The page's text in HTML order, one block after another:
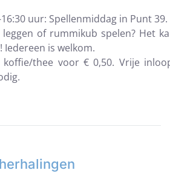
uur: Spellenmiddag in Punt 39.
of rummikub spelen? Het
is welkom.
koffie/thee voor € 0,50. Vrije